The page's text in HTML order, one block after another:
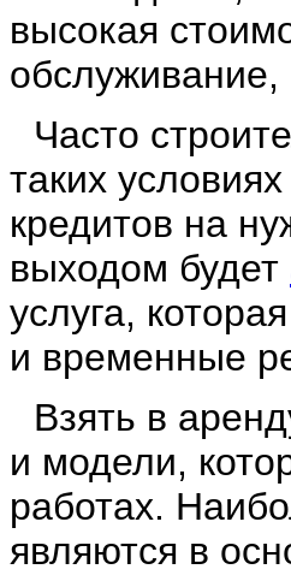
высокая
Часто
таких
кредитов на
выходом будет
услуга,
и временные
Взять в
и модели,
работах.
являются в